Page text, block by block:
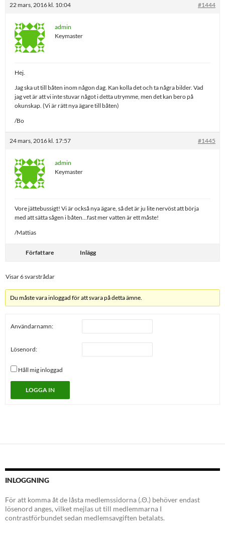
22 mars, 2016 kl. 10:04 #1444
admin
Keymaster
Hej.
Jag ska ut till båten inom någon dag. Kan kolla det och ta några bilder. Vad
jag vet är att vi inte stuvar något i detta utrymme, men det kan bero på
okunskap. (Vi är rätt nya ägare till båten)
/Bo
24 mars, 2016 kl. 17:57 #1445
admin
Keymaster
Vore jättebussigt! Vi är också nya ägare, så det är ju lite nervöst att börja
med att sätta sågen i båten…fast mer vatten är ett måste!
/Mattias
Författare Inlägg
Visar 6 svarstrådar
Du måste vara inloggad för att svara på detta ämne.
Användarnamn:
Lösenord:
Håll mig inloggad
LOGGA IN
INLOGGNING
För att komma åt de låsta medlemssidorna (.Θ.) behöver endast
lösenord anges, vilket mejlas ut till medlemmarna I
contrastförbundet sedan medlemsavgiften betalats.